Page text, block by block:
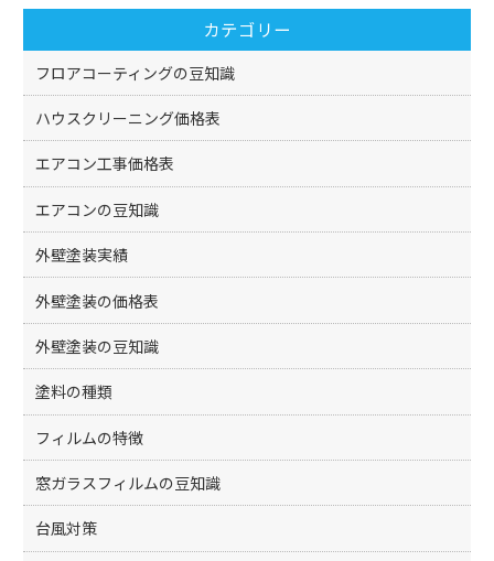
o
o
k
カテゴリー
フロアコーティングの豆知識
ハウスクリーニング価格表
エアコン工事価格表
エアコンの豆知識
外壁塗装実績
外壁塗装の価格表
外壁塗装の豆知識
塗料の種類
フィルムの特徴
窓ガラスフィルムの豆知識
台風対策